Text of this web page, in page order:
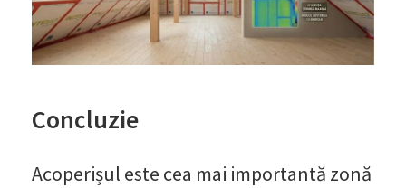
Concluzie
Acoperișul este cea mai importantă zonă